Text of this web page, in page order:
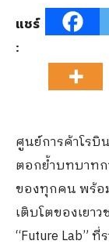
แชร์
:
ศูนย์การค้าโรบิ
ตอกย้ำบทบาทก
ของทุกคน พร้อ
เติบโตของเยา
“Future Lab”